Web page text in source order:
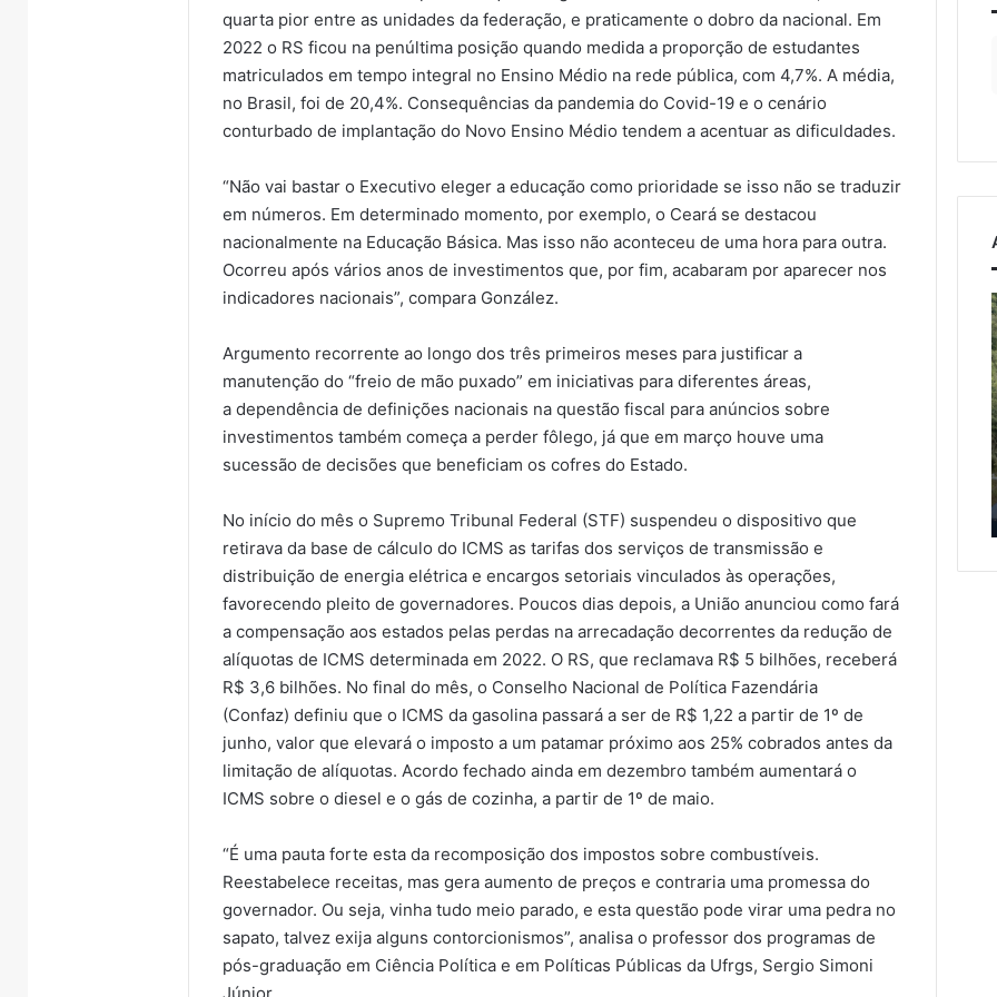
quarta pior entre as unidades da federação, e praticamente o dobro da nacional. Em
2022 o RS ficou na penúltima posição quando medida a proporção de estudantes
matriculados em tempo integral no Ensino Médio na rede pública, com 4,7%. A média,
no Brasil, foi de 20,4%. Consequências da pandemia do Covid-19 e o cenário
conturbado de implantação do Novo Ensino Médio tendem a acentuar as dificuldades.
“Não vai bastar o Executivo eleger a educação como prioridade se isso não se traduzir
em números. Em determinado momento, por exemplo, o Ceará se destacou
nacionalmente na Educação Básica. Mas isso não aconteceu de uma hora para outra.
Ocorreu após vários anos de investimentos que, por fim, acabaram por aparecer nos
indicadores nacionais”, compara González.
Argumento recorrente ao longo dos três primeiros meses para justificar a
manutenção do “freio de mão puxado” em iniciativas para diferentes áreas,
a dependência de definições nacionais na questão fiscal para anúncios sobre
investimentos também começa a perder fôlego, já que em março houve uma
sucessão de decisões que beneficiam os cofres do Estado.
No início do mês o Supremo Tribunal Federal (STF) suspendeu o dispositivo que
retirava da base de cálculo do ICMS as tarifas dos serviços de transmissão e
distribuição de energia elétrica e encargos setoriais vinculados às operações,
favorecendo pleito de governadores. Poucos dias depois, a União anunciou como fará
a compensação aos estados pelas perdas na arrecadação decorrentes da redução de
alíquotas de ICMS determinada em 2022. O RS, que reclamava R$ 5 bilhões, receberá
R$ 3,6 bilhões. No final do mês, o Conselho Nacional de Política Fazendária
(Confaz) definiu que o ICMS da gasolina passará a ser de R$ 1,22 a partir de 1º de
junho, valor que elevará o imposto a um patamar próximo aos 25% cobrados antes da
limitação de alíquotas. Acordo fechado ainda em dezembro também aumentará o
ICMS sobre o diesel e o gás de cozinha, a partir de 1º de maio.
“É uma pauta forte esta da recomposição dos impostos sobre combustíveis.
Reestabelece receitas, mas gera aumento de preços e contraria uma promessa do
governador. Ou seja, vinha tudo meio parado, e esta questão pode virar uma pedra no
sapato, talvez exija alguns contorcionismos”, analisa o professor dos programas de
pós-graduação em Ciência Política e em Políticas Públicas da Ufrgs, Sergio Simoni
Ventos
deixam
rastro
danos
em
municípios
Vale
Taquari
7 de agosto de 2026
Ventos fortes deixam
rastro de danos em
Taquari
Roca
Sales
Muçum
é
serviços
manutenção
7 de agosto de 2026
serviços de manutenção